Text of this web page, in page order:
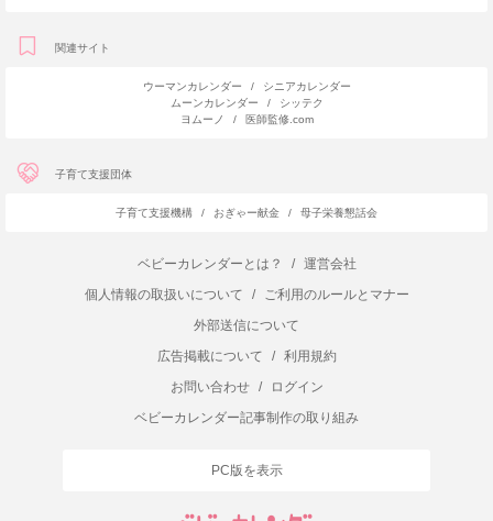
関連サイト
ウーマンカレンダー /
シニアカレンダー
ムーンカレンダー
/
シッテク
ヨムーノ
/ 医師監修.com
子育て支援団体
子育て支援機構 / おぎゃー献金 / 母子栄養懇話会
ベビーカレンダーとは？ /
運営会社
個人情報の取扱いについて
/
ご利用のルールとマナー
外部送信について
広告掲載について
/
利用規約
お問い合わせ
/
ログイン
ベビーカレンダー記事制作の取り組み
PC版を表示